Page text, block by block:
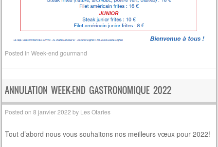
Posted inWeek-end gourmand
ANNULATION WEEK-END GASTRONOMIQUE 2022
Posted on8 janvier 2022 by Les Otaries
Tout d’abord nous vous souhaitons nos meilleurs vœux pour 2022!